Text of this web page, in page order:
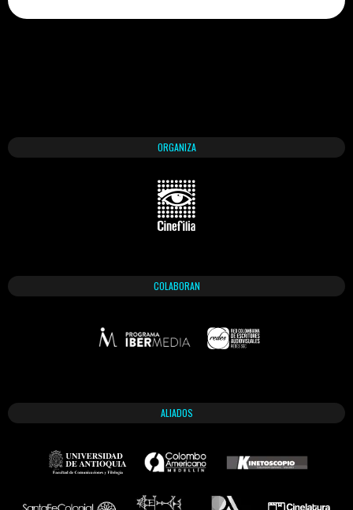
ORGANIZA
COLABORAN
ALIADOS